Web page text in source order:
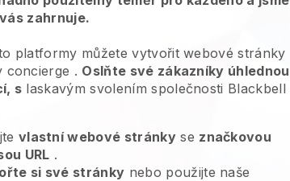
zahrnuje.
platformy můžete vytvořit webové stránky
concierge . Oslňte své zákazníky úhlednou
s laskavým svolením společnosti Blackbell
vlastní webové stránkyse značkovou
URL .
si své stránky nebo použijte naše